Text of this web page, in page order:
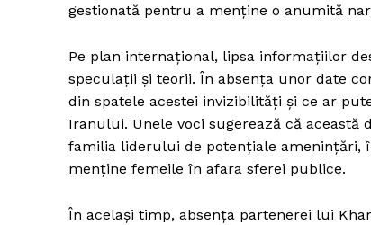
gestionată pentru a menține o anumită
Pe plan internațional, lipsa informațiilor
speculații și teorii. În absența unor date
din spatele acestei invizibilități și ce ar
Iranului. Unele voci sugerează că
familia liderului de potențiale amenințări,
menține femeile în afara sferei publice.
În același timp, absența partenerei lui